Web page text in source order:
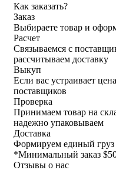
Как заказать?
Заказ
Выбираете товар и
Расчет
Связываемся с
рассчитываем доставку
Выкуп
Если вас устраивает
поставщиков
Проверка
Принимаем товар на
надежно упаковываем
Доставка
Формируем единый груз
*Минимальный заказ
Отзывы о нас